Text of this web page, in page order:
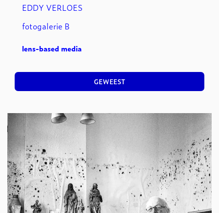
EDDY VERLOES
fotogalerie B
lens-based media
GEWEEST